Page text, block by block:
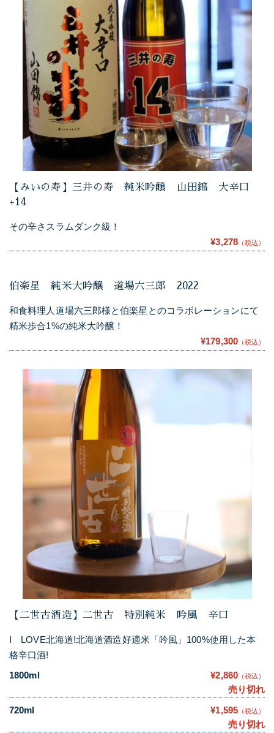
【みいの寿】三井の寿 純米吟醸 山田錦 大辛口
+14
その辛さスラムダンク級！
¥3,278 （税込）
伯楽星 純米大吟醸 道場六三郎 2022
和食料理人道場六三郎様と伯楽星とのコラボレーションにて
精米歩合1%の純米大吟醸！
¥179,300 （税込）
【二世古酒造】二世古 特別純米 吟風 辛口
I LOVE北海道!北海道酒造好適米「吟風」100%使用した本
格辛口酒!
1800ml
¥2,860 （税込）
売り切れ
720ml
¥1,595 （税込）
売り切れ